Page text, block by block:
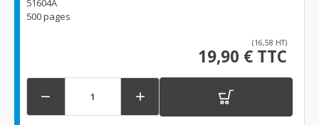
500 pages
(16,58 HT)
19,90 € TTC
 